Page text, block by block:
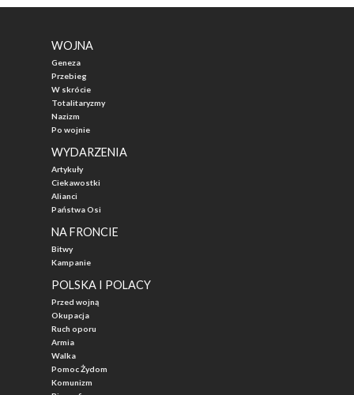
WOJNA
Geneza
Przebieg
W skrócie
Totalitaryzmy
Nazizm
Po wojnie
WYDARZENIA
Artykuły
Ciekawostki
Alianci
Państwa Osi
NA FRONCIE
Bitwy
Kampanie
POLSKA I POLACY
Przed wojną
Okupacja
Ruch oporu
Armia
Walka
Pomoc Żydom
Komunizm